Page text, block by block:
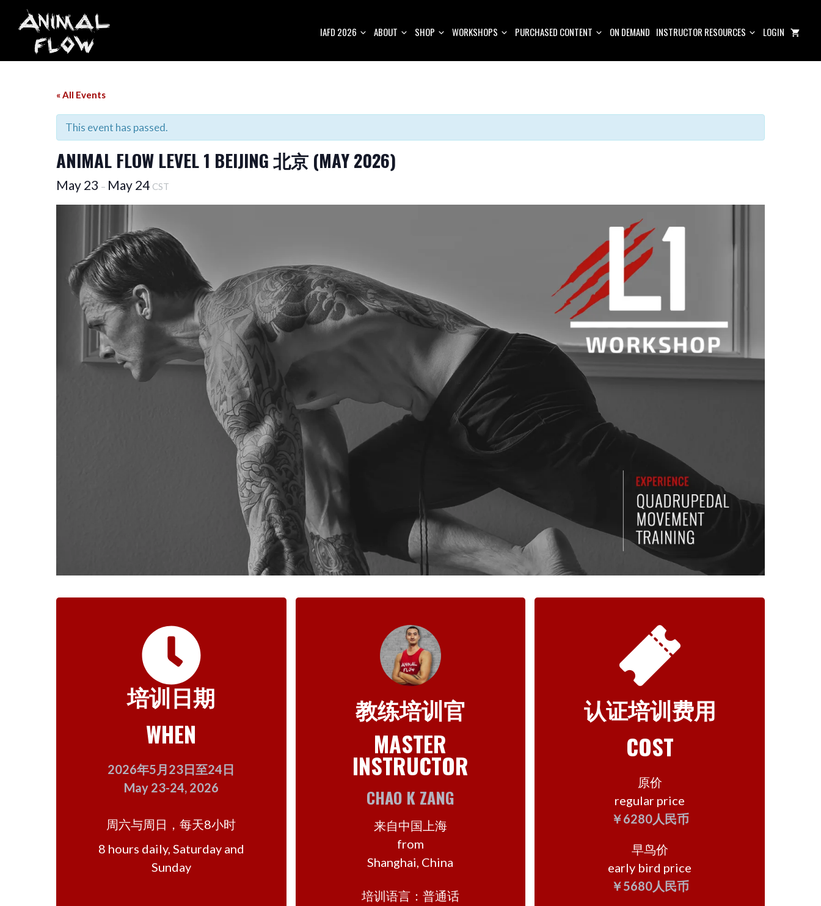
IAFD 2026 ABOUT SHOP WORKSHOPS PURCHASED CONTENT ON DEMAND INSTRUCTOR RESOURCES LOGIN
« All Events
This event has passed.
ANIMAL FLOW LEVEL 1 BEIJING 北京 (MAY 2026)
May 23 – May 24 CST
培训日期
WHEN
2026年5月23日至24日
May 23-24, 2026
周六与周日，每天8小时
8 hours daily, Saturday and
Sunday
教练培训官
MASTER
INSTRUCTOR
CHAO K ZANG
来自中国上海
from
Shanghai, China
培训语言：普通话
认证培训费用
COST
原价
regular price
￥6280人民币
早鸟价
early bird price
￥5680人民币